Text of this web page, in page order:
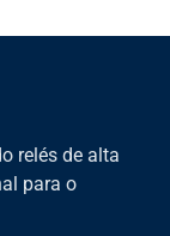
relés de alta
para o